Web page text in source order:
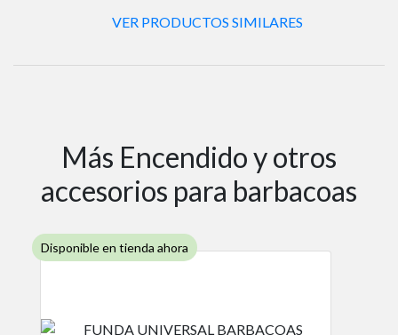
VER PRODUCTOS SIMILARES
Más Encendido y otros
accesorios para barbacoas
Disponible en tienda ahora